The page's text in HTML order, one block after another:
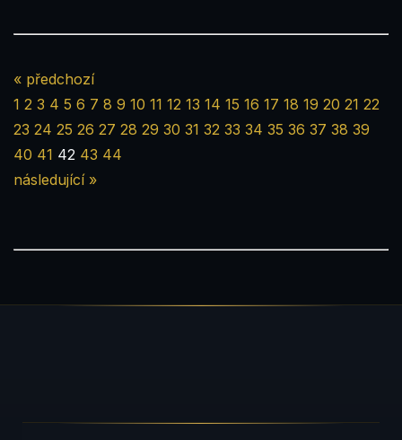
« předchozí
1 2 3 4 5 6 7 8 9 10 11 12 13 14 15 16 17 18 19 20 21 22
23 24 25 26 27 28 29 30 31 32 33 34 35 36 37 38 39
40 41 42 43 44
následující »